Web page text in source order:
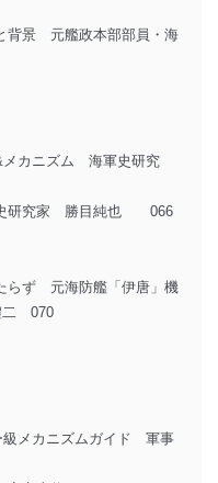
背景 元艦政本部部員・海
メカニズム 海軍史研究
史研究家 勝目純也 066
らず 元海防艦「伊唐」機
二 070
級メカニズムガイド 軍事